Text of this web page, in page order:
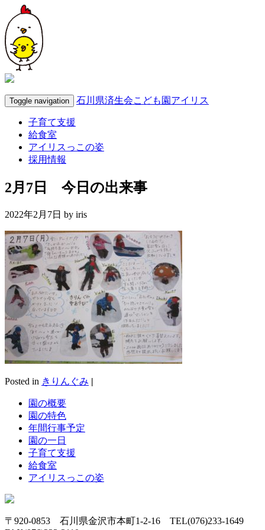
Toggle navigation 石川県済生会こども園アイリス
子育て支援
給食室
アイリスっこの姿
採用情報
2月7日 今日の出来事
2022年2月7日 by iris
Posted in きりんぐみ |
園の概要
園の特色
年間行事予定
園の一日
子育て支援
給食室
アイリスっこの姿
〒920-0853 石川県金沢市本町1-2-16 TEL(076)233-1649